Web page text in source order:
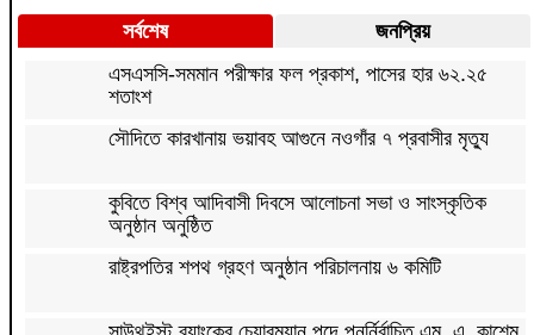
সর্বশেষ
জনপ্রিয়
এসএসসি-সমমান পরীক্ষার ফল প্রকাশ, পাসের হার ৬২.২৫
শতাংশ
সৌদিতে কারখানায় ভয়াবহ আগুনে নওগাঁর ৭ প্রবাসীর মৃত্যু
কুবিতে বিশ্ব আদিবাসী দিবসে আলোচনা সভা ও সাংস্কৃতিক
অনুষ্ঠান অনুষ্ঠিত
রাষ্ট্রপতির শপথ গ্রহণ অনুষ্ঠান পরিচালনায় ৬ কমিটি